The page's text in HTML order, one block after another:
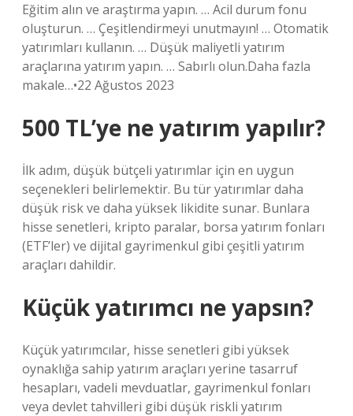
Eğitim alın ve araştırma yapın. … Acil durum fonu
oluşturun. … Çeşitlendirmeyi unutmayın! … Otomatik
yatırımları kullanın. … Düşük maliyetli yatırım
araçlarına yatırım yapın. … Sabırlı olun.Daha fazla
makale…•22 Ağustos 2023
500 TL’ye ne yatırım yapılır?
İlk adım, düşük bütçeli yatırımlar için en uygun
seçenekleri belirlemektir. Bu tür yatırımlar daha
düşük risk ve daha yüksek likidite sunar. Bunlara
hisse senetleri, kripto paralar, borsa yatırım fonları
(ETF’ler) ve dijital gayrimenkul gibi çeşitli yatırım
araçları dahildir.
Küçük yatırımcı ne yapsın?
Küçük yatırımcılar, hisse senetleri gibi yüksek
oynaklığa sahip yatırım araçları yerine tasarruf
hesapları, vadeli mevduatlar, gayrimenkul fonları
veya devlet tahvilleri gibi düşük riskli yatırım